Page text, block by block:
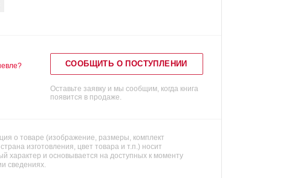
СООБЩИТЬ О ПОСТУПЛЕНИИ
Оставьте заявку и мы сообщим, когда книга
появится в продаже.
о товаре (изображение, размеры, комплект
изготовления, цвет товара и т.п.) носит
характер и основывается на доступных к моменту
сведениях.